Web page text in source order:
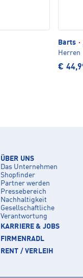
Barts ·
Herren
€
ÜBER UNS
Das Unternehmen
Shopfinder
Partner werden
Pressebereich
Nachhaltigkeit
Gesellschaftliche
Verantwortung
KARRIERE & JOBS
FIRMENRADL
RENT / VERLEIH